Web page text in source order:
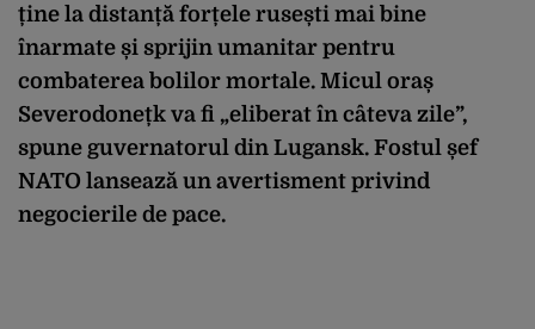
ține la distanță forțele rusești mai bine
înarmate și sprijin umanitar pentru
combaterea bolilor mortale. Micul oraș
Severodonețk va fi „eliberat în câteva zile”,
spune guvernatorul din Lugansk. Fostul șef
NATO lansează un avertisment privind
negocierile de pace.